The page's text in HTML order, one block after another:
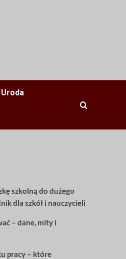
Uroda
szkolną do dużego
dla szkół i nauczycieli
– dane, mity i
pracy – które